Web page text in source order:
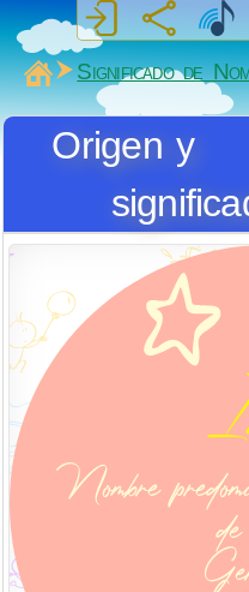
MiSabueso
Significado de
Origen y